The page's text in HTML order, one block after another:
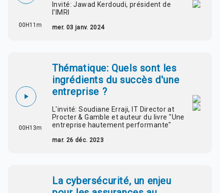
00H11m
Invité: Jawad Kerdoudi, président de
l'IMRI
mer. 03 janv. 2024
00H13m
Thématique: Quels sont les
ingrédients du succès d'une
entreprise ?
L'invité: Soudiane Erraji, IT Director at
Procter & Gamble et auteur du livre "Une
entreprise hautement performante"
mar. 26 déc. 2023
La cybersécurité, un enjeu